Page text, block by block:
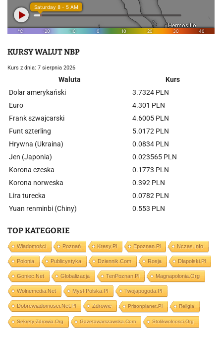
KURSY WALUT NBP
Kurs z dnia: 7 sierpnia 2026
Waluta
Kurs
Dolar amerykański
3.7324 PLN
Euro
4.301 PLN
Frank szwajcarski
4.6005 PLN
Funt szterling
5.0172 PLN
Hrywna (Ukraina)
0.0834 PLN
Jen (Japonia)
0.023565 PLN
Korona czeska
0.1773 PLN
Korona norweska
0.392 PLN
Lira turecka
0.0782 PLN
Yuan renminbi (Chiny)
0.553 PLN
TOP KATEGORIE
Wiadomości Poznań Kresy.pl Epoznan.pl Nczas.info
Polonia Publicystyka Dziennik.com Rosja Dlapolski.pl
Goniec.net Globalizacja TenPoznan.pl Magnapolonia.org
Wolnemedia.net Mysl-Polska.pl Twojapogoda.pl
Dobrewiadomosci.net.pl Zdrowie Prisonplanet.pl Religia
Sekrety-Zdrowia.org Gazetawarszawska.com Stolikwolnosci.org